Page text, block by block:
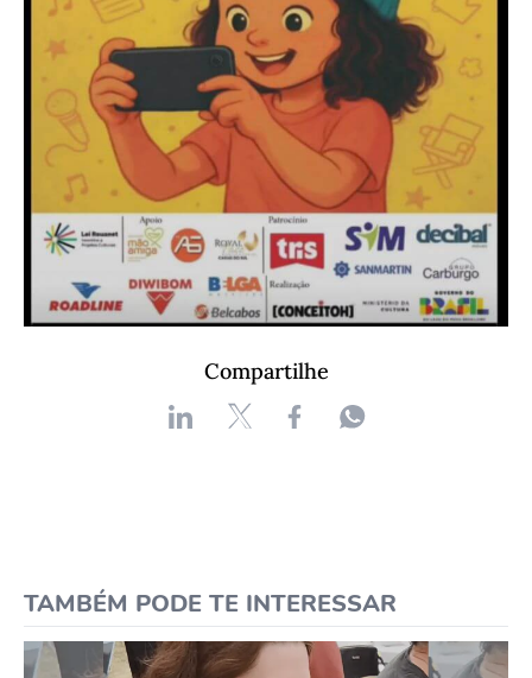
Compartilhe
TAMBÉM PODE TE INTERESSAR